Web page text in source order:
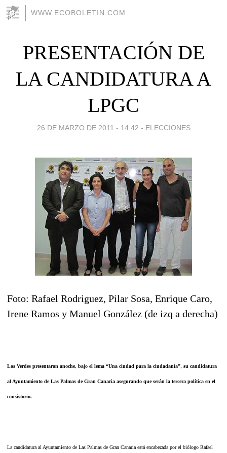
WWW.ECOBOLETIN.COM
PRESENTACIÓN DE
LA CANDIDATURA A
LPGC
26 DE MARZO DE 2011 - 14:42 - ELECCIONES
Foto: Rafael Rodriguez, Pilar Sosa, Enrique Caro,
Irene Ramos y Manuel González (de izq a derecha)
Los Verdes presentaron anoche, bajo el lema “Una ciudad para la ciudadanía”, su candidatura
al Ayuntamiento de Las Palmas de Gran Canaria asegurando que serán la tercera política en el
consistorio.
La candidatura al Ayuntamiento de Las Palmas de Gran Canaria está encabezada por el biólogo Rafael